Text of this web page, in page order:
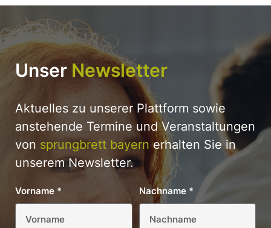
Unser Newsletter
Aktuelles zu unserer Plattform sowie
anstehende Termine und Veranstaltungen
von sprungbrett bayernerhalten Sie in
unserem Newsletter.
Vorname * Nachname *